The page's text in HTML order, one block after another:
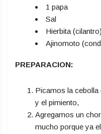
1 papa
Sal
Hierbita (cilantro)
Ajinomoto
PREPARACION:
Picamos la cebolla
y el pimiento,
Agregamos un
mucho porque ya